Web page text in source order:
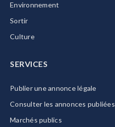
Environnement
Sortir
Culture
SERVICES
Publier une annonce légale
Consulter les annonces publiées
Marchés publics